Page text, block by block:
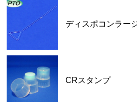
ディスポコンラー
CRスタンプ